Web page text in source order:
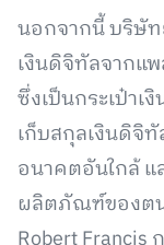
นอกจากนี้ บริษั
เงินดิจิทัลจากแพ
ซึ่งเป็นกระเป๋า
เก็บสกุลเงินดิจิ
อนาคตอันใกล้ แ
ผลิตภัณฑ์ของตน